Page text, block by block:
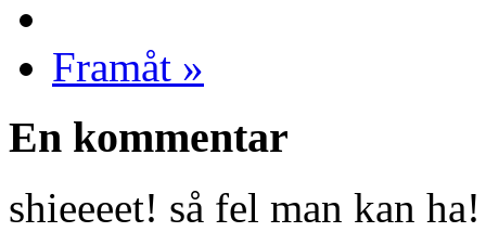
Framåt »
En kommentar
shieeeet! så fel man kan